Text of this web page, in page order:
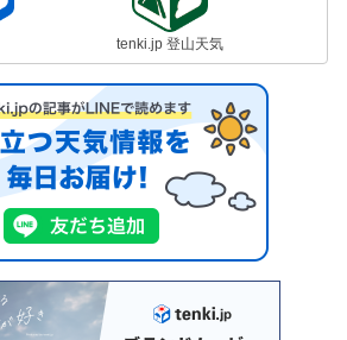
tenki.jp 登山天気